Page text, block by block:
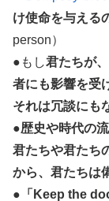
け使命を与える
person）
●もし君たちが
者にも影響を受
それは冗談にも
●歴史や時代の
君たちや君たち
から、君たちは
● 「Keep the